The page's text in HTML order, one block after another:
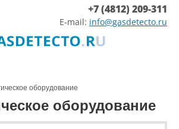
+7 (4812) 209-311
E-mail: info@gasdetecto.ru
оборудование
оборудование